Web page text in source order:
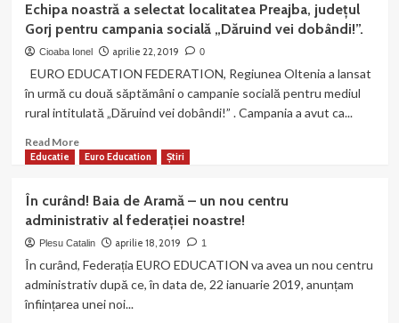
noștri
de
la
Asociația
Lupșei”
vor
mâine
vizita
230
prieteni
“Moșteniri
la
Granița
Echipa noastră a selectat localitatea Preajba, județul
Gorj pentru campania socială „Dăruind vei dobândi!”.
Cioaba Ionel aprilie 22, 2019 0
EURO EDUCATION FEDERATION, Regiunea Oltenia a lansat
în urmă cu două săptămâni o campanie socială pentru mediul
rural intitulată „Dăruind vei dobândi!” . Campania a avut ca...
Read MoreRead
more
noastră
a
selectat
localitatea
Preajba,
județul
Gorj
Educatie Euro Education Știri
În curând! Baia de Aramă – un nou centru
administrativ al federației noastre!
Plesu Catalin aprilie 18, 2019 1
În curând, Federația EURO EDUCATION va avea un nou centru
administrativ după ce, în data de, 22 ianuarie 2019, anunțam
înființarea unei noi...